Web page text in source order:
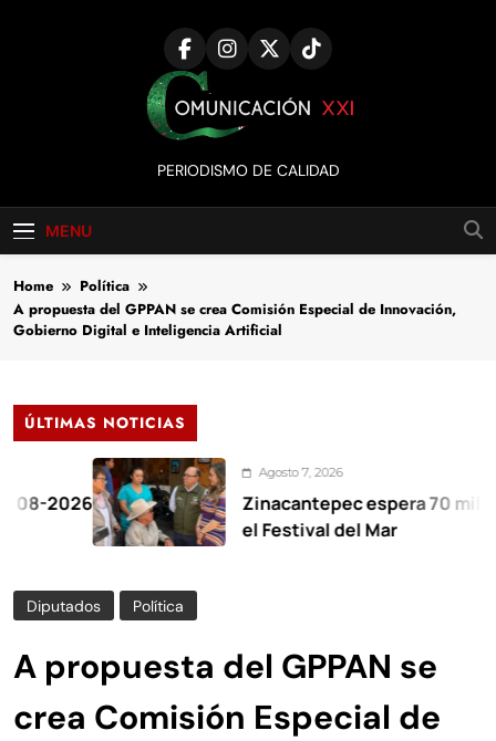
Comunicación
XXI
PERIODISMO DE CALIDAD
MENU
Home
Política
A propuesta del GPPAN se crea Comisión Especial de Innovación,
Gobierno Digital e Inteligencia Artificial
ÚLTIMAS NOTICIAS
Agosto 7, 2026
Zinacantepec espera 70 mil
el Festival del Mar
Diputados Política
A propuesta del GPPAN se
crea Comisión Especial de